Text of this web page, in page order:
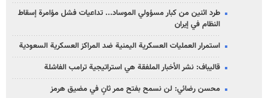
طرد اثنين من كبار مسؤولي الموساد... تداعيات فشل مؤامرة إسقاط
النظام في إيران
استمرار العمليات العسكرية اليمنية ضد المراكز العسكرية السعودية
قاليباف: نشر الأخبار الملفقة هي استراتيجية ترامب الفاشلة
محسن رضائي: لن نسمح بفتح ممر ثانٍ في مضيق هرمز